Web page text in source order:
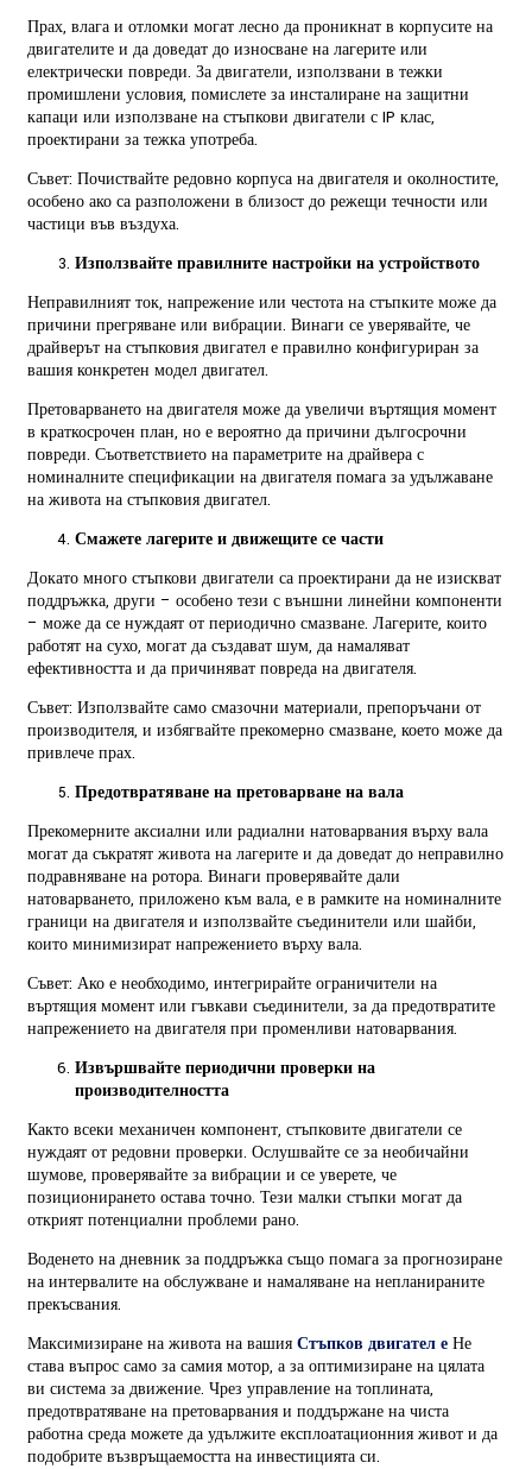
Прах, влага и отломки могат лесно да проникнат в корпусите на
двигателите и да доведат до износване на лагерите или
електрически повреди. За двигатели, използвани в тежки
промишлени условия, помислете за инсталиране на защитни
капаци или използване на стъпкови двигатели с IP клас,
проектирани за тежка употреба.
Съвет: Почиствайте редовно корпуса на двигателя и околностите,
особено ако са разположени в близост до режещи течности или
частици във въздуха.
Използвайте правилните настройки на устройството
Неправилният ток, напрежение или честота на стъпките може да
причини прегряване или вибрации. Винаги се уверявайте, че
драйверът на стъпковия двигател е правилно конфигуриран за
вашия конкретен модел двигател.
Претоварването на двигателя може да увеличи въртящия момент
в краткосрочен план, но е вероятно да причини дългосрочни
повреди. Съответствието на параметрите на драйвера с
номиналните спецификации на двигателя помага за удължаване
на живота на стъпковия двигател.
Смажете лагерите и движещите се части
Докато много стъпкови двигатели са проектирани да не изискват
поддръжка, други – особено тези с външни линейни компоненти
– може да се нуждаят от периодично смазване. Лагерите, които
работят на сухо, могат да създават шум, да намаляват
ефективността и да причиняват повреда на двигателя.
Съвет: Използвайте само смазочни материали, препоръчани от
производителя, и избягвайте прекомерно смазване, което може да
привлече прах.
Предотвратяване на претоварване на вала
Прекомерните аксиални или радиални натоварвания върху вала
могат да съкратят живота на лагерите и да доведат до неправилно
подравняване на ротора. Винаги проверявайте дали
натоварването, приложено към вала, е в рамките на номиналните
граници на двигателя и използвайте съединители или шайби,
които минимизират напрежението върху вала.
Съвет: Ако е необходимо, интегрирайте ограничители на
въртящия момент или гъвкави съединители, за да предотвратите
напрежението на двигателя при променливи натоварвания.
Извършвайте периодични проверки на
производителността
Както всеки механичен компонент, стъпковите двигатели се
нуждаят от редовни проверки. Ослушвайте се за необичайни
шумове, проверявайте за вибрации и се уверете, че
позиционирането остава точно. Тези малки стъпки могат да
открият потенциални проблеми рано.
Воденето на дневник за поддръжка също помага за прогнозиране
на интервалите на обслужване и намаляване на непланираните
прекъсвания.
Максимизиране на живота на вашия Стъпков двигател еНе
става въпрос само за самия мотор, а за оптимизиране на цялата
ви система за движение. Чрез управление на топлината,
предотвратяване на претоварвания и поддържане на чиста
работна среда можете да удължите експлоатационния живот и да
подобрите възвръщаемостта на инвестицията си.